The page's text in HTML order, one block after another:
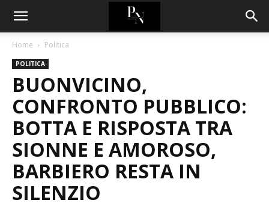
Home Politica
POLITICA
BUONVICINO,
CONFRONTO PUBBLICO:
BOTTA E RISPOSTA TRA
SIONNE E AMOROSO,
BARBIERO RESTA IN
SILENZIO